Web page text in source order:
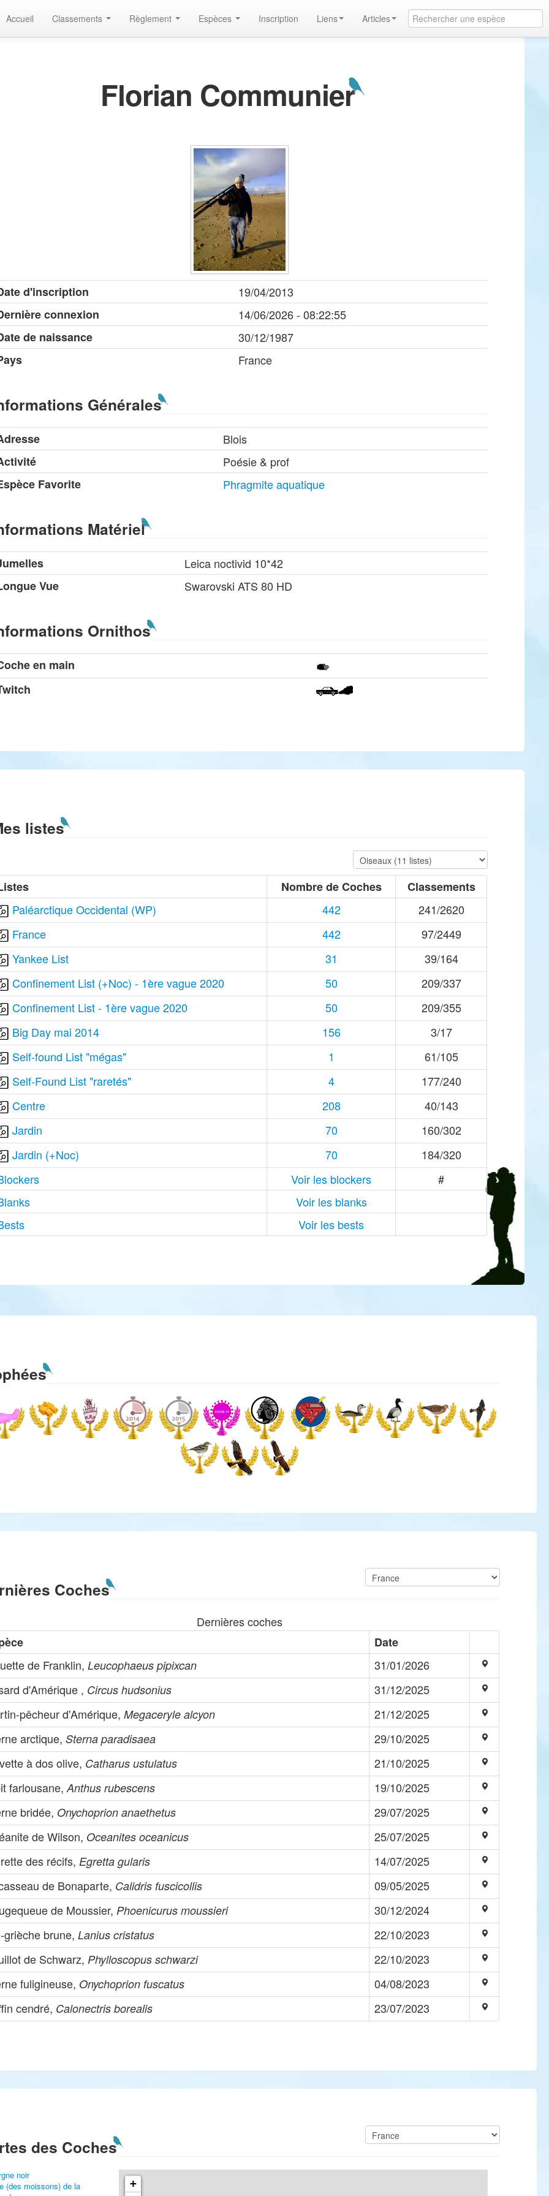
Accueil Classements Règlement Espèces Inscription Liens Articles
Florian Communier
d'inscription
19/04/2013
connexion
14/06/2026 - 08:22:55
de naissance
30/12/1987
France
Générales
Blois
Poésie & prof
Favorite
Phragmite aquatique
Matériel
Leica noctivid 10*42
Vue
Swarovski ATS 80 HD
Ornithos
en main
listes
Nombre de Coches
Classements
Paléarctique Occidental (WP)
442
241/2620
France
442
97/2449
Yankee List
31
39/164
Confinement List (+Noc) - 1ère vague 2020
50
209/337
Confinement List - 1ère vague 2020
50
209/355
Big Day mai 2014
156
3/17
Self-found List "mégas"
1
61/105
Self-Found List "raretés"
4
177/240
Centre
208
40/143
Jardin
70
160/302
Jardin (+Noc)
70
184/320
Voir les blockers
#
Voir les blanks
Voir les bests
Coches
Dernières coches
Date
de Franklin,Leucophaeus pipixcan
31/01/2026
d'Amérique , Circus hudsonius
31/12/2025
pêcheur d'Amérique,Megaceryle alcyon
21/12/2025
arctique,Sterna paradisaea
29/10/2025
à dos olive, Catharus ustulatus
21/10/2025
farlousane,Anthus rubescens
19/10/2025
bridée, Onychoprion anaethetus
29/07/2025
de Wilson, Oceanites oceanicus
25/07/2025
des récifs, Egretta gularis
14/07/2025
de Bonaparte, Calidris fuscicollis
09/05/2025
de Moussier, Phoenicurus moussieri
30/12/2024
grièche brune,Lanius cristatus
22/10/2023
de Schwarz, Phylloscopus schwarzi
22/10/2023
fuligineuse, Onychoprion fuscatus
04/08/2023
cendré, Calonectris borealis 23/07/2023
des Coches
noir
(des moissons) de la
+